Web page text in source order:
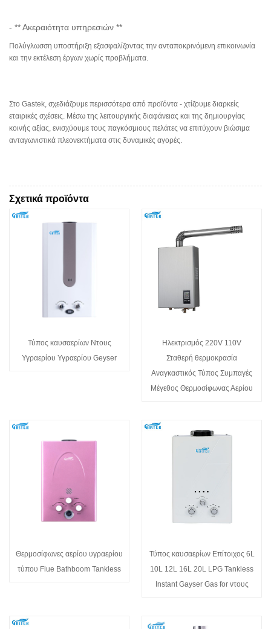
- ** Ακεραιότητα υπηρεσιών **
Πολύγλωσση υποστήριξη εξασφαλίζοντας την ανταποκρινόμενη επικοινωνία
και την εκτέλεση έργων χωρίς προβλήματα.
Στο Gastek, σχεδιάζουμε περισσότερα από προϊόντα - χτίζουμε διαρκείς
εταιρικές σχέσεις. Μέσω της λειτουργικής διαφάνειας και της δημιουργίας
κοινής αξίας, ενισχύουμε τους παγκόσμιους πελάτες να επιτύχουν βιώσιμα
ανταγωνιστικά πλεονεκτήματα στις δυναμικές αγορές.
Σχετικά προϊόντα
Τύπος καυσαερίων Ντους
Υγραερίου Υγραερίου Geyser
Ηλεκτρισμός 220V 110V
Σταθερή θερμοκρασία
Αναγκαστικός Τύπος Συμπαγές
Μέγεθος Θερμοσίφωνας Αερίου
Θερμοσίφωνες αερίου υγραερίου
τύπου Flue Bathboom Tankless
Τύπος καυσαερίων Επίτοιχος 6L
10L 12L 16L 20L LPG Tankless
Instant Gayser Gas for ντους